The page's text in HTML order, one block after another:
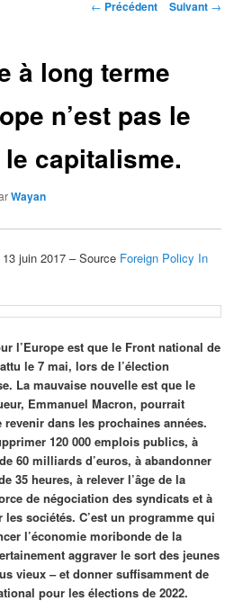
Navigation
← Précédent Suivant →
à long terme
n’est pas le
le capitalisme.
Wayan
juin 2017 – Source Foreign Policy In
l’Europe est que le Front national de
le 7 mai, lors de l’élection
La mauvaise nouvelle est que le
Emmanuel Macron, pourrait
revenir dans les prochaines années.
120 000 emplois publics, à
60 milliards d’euros, à abandonner
35 heures, à relever l’âge de la
de négociation des syndicats et à
sociétés. C’est un programme qui
l’économie moribonde de la
aggraver le sort des jeunes
vieux – et donner suffisamment de
pour les élections de 2022.